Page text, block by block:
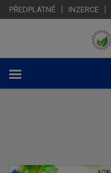
PŘEDPLATNÉ INZERCE